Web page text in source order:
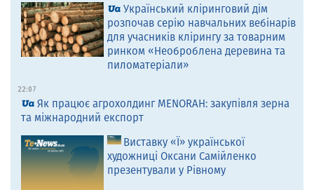
Український кліринговий дім
розпочав серію навчальних вебінарів
для учасників клірингу за товарним
ринком «Необроблена деревина та
пиломатеріали»
22:07
Як працює агрохолдинг MENORAH: закупівля зерна
та міжнародний експорт
Виставку «Ї» української
художниці Оксани Самійленко
презентували у Рівному